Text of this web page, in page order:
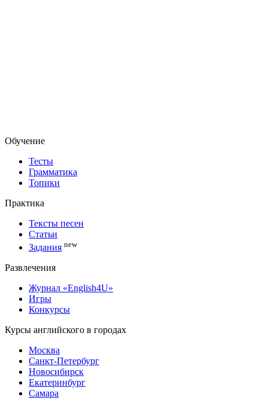
Обучение
Тесты
Грамматика
Топики
Практика
Тексты песен
Статьи
Задания new
Развлечения
Журнал «English4U»
Игры
Конкурсы
Курсы английского в городах
Москва
Санкт-Петербург
Новосибирск
Екатеринбург
Самара